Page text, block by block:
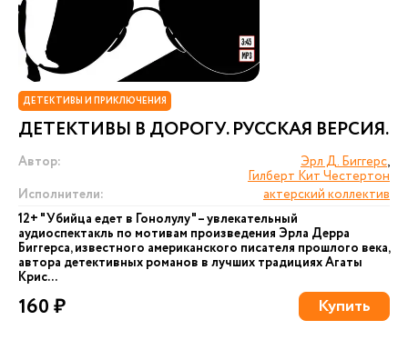
ДЕТЕКТИВЫ И ПРИКЛЮЧЕНИЯ
ДЕТЕКТИВЫ В ДОРОГУ. РУССКАЯ ВЕРСИЯ.
Автор: Эрл Д. Биггерс,
Гилберт Кит Честертон
Исполнители:
актерский коллектив
12+ "Убийца едет в Гонолулу" – увлекательный
аудиоспектакль по мотивам произведения Эрла Дерра
Биггерса, известного американского писателя прошлого века,
автора детективных романов в лучших традициях Агаты
Крис...
160 ₽ Купить